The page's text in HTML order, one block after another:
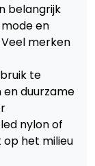
belangrijk
en
merken
te
duurzame
nylon of
het milieu